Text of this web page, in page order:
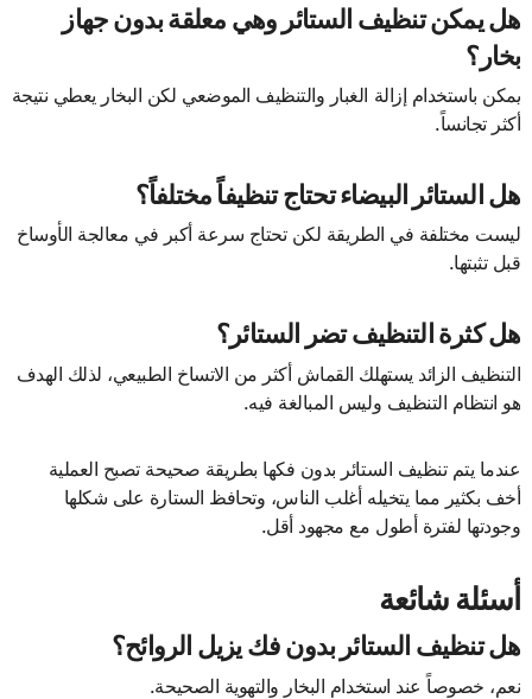
هل يمكن تنظيف الستائر وهي معلقة بدون جهاز
بخار؟
يمكن باستخدام إزالة الغبار والتنظيف الموضعي لكن البخار يعطي نتيجة
أكثر تجانساً.
هل الستائر البيضاء تحتاج تنظيفاً مختلفاً؟
ليست مختلفة في الطريقة لكن تحتاج سرعة أكبر في معالجة الأوساخ
قبل تثبتها.
هل كثرة التنظيف تضر الستائر؟
التنظيف الزائد يستهلك القماش أكثر من الاتساخ الطبيعي، لذلك الهدف
هو انتظام التنظيف وليس المبالغة فيه.
عندما يتم تنظيف الستائر بدون فكها بطريقة صحيحة تصبح العملية
أخف بكثير مما يتخيله أغلب الناس، وتحافظ الستارة على شكلها
وجودتها لفترة أطول مع مجهود أقل.
أسئلة شائعة
هل تنظيف الستائر بدون فك يزيل الروائح؟
نعم، خصوصاً عند استخدام البخار والتهوية الصحيحة.